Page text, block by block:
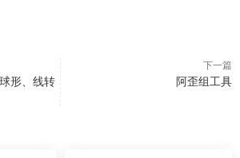
形、线转
下一篇
阿歪组工具